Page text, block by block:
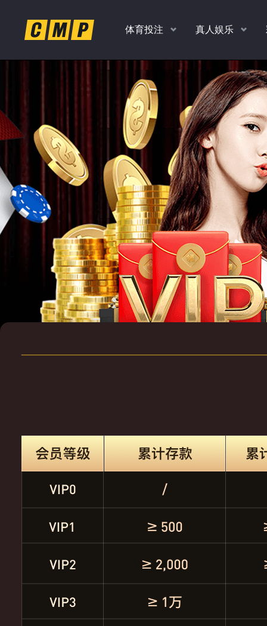
体育投注
1.0 %
真人娱乐
1.0 %
时时彩、PK10、香港彩
各种玩法任你玩
1.10
1.20
老虎机，捕鱼，真人
多款经典游戏 扫码